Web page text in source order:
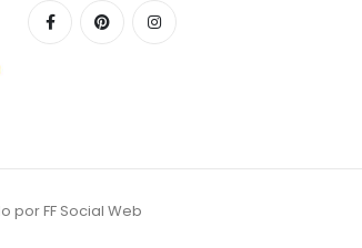
porFF Social Web